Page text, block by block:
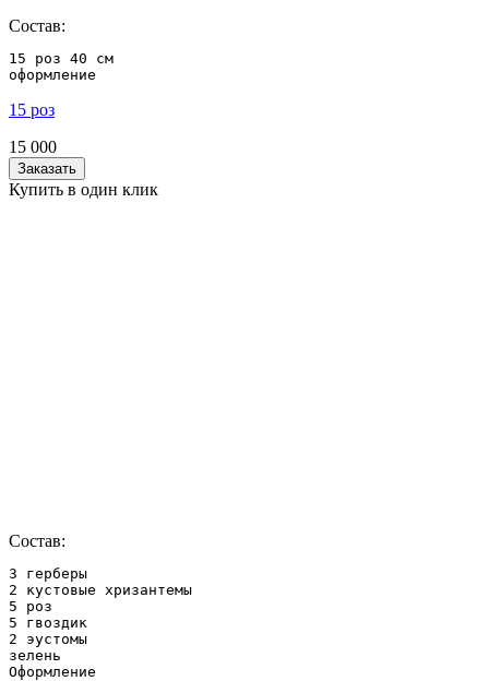
Состав:
15 роз 40 см
оформление
15 роз
15 000
Заказать
Купить в один клик
Состав:
3 герберы
2 кустовые хризантемы
5 роз
5 гвоздик
2 эустомы
зелень
Оформление